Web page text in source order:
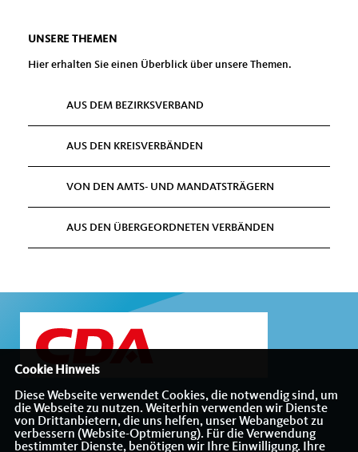
UNSERE THEMEN
Hier erhalten Sie einen Überblick über unsere Themen.
AUS DEM BEZIRKSVERBAND
AUS DEN KREISVERBÄNDEN
VON DEN AMTS- UND MANDATSTRÄGERN
AUS DEN ÜBERGEORDNETEN VERBÄNDEN
Internetauftritt des CDA-Bezirksverbandes Münsterland
Cookie Hinweis
Diese Webseite verwendet Cookies, die notwendig sind, um
die Webseite zu nutzen. Weiterhin verwenden wir Dienste
von Drittanbietern, die uns helfen, unser Webangebot zu
verbessern (Website-Optmierung). Für die Verwendung
bestimmter Dienste, benötigen wir Ihre Einwilligung. Ihre